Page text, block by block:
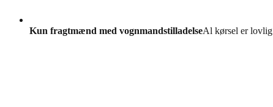
Kun fragtmænd med vognmandstilladelseAl kørsel er lovlig